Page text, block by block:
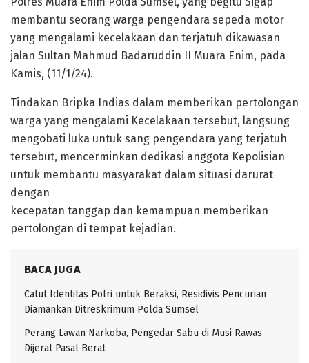
membantu seorang warga pengendara sepeda motor
yang mengalami kecelakaan dan terjatuh dikawasan
jalan Sultan Mahmud Badaruddin II Muara Enim, pada
Kamis, (11/1/24).
Tindakan Bripka Indias dalam memberikan pertolongan
warga yang mengalami Kecelakaan tersebut, langsung
mengobati luka untuk sang pengendara yang terjatuh
tersebut, mencerminkan dedikasi anggota Kepolisian
untuk membantu masyarakat dalam situasi darurat
dengan
kecepatan tanggap dan kemampuan memberikan
pertolongan di tempat kejadian.
BACA JUGA
Catut Identitas Polri untuk Beraksi, Residivis Pencurian
Diamankan Ditreskrimum Polda Sumsel
Perang Lawan Narkoba, Pengedar Sabu di Musi Rawas
Dijerat Pasal Berat